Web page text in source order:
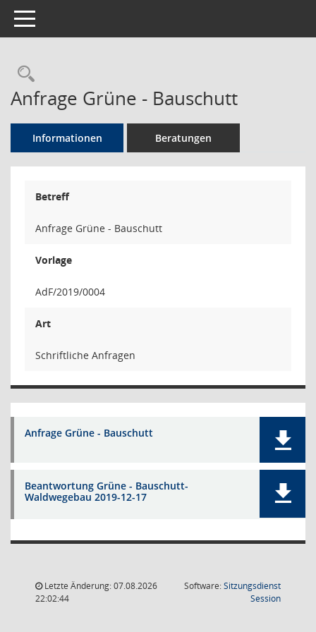
Toggle navigation
Rechercheauswahl
Anfrage Grüne - Bauschutt
Informationen Beratungen
Betreff
Anfrage Grüne - Bauschutt
Vorlage
AdF/2019/0004
Art
Schriftliche Anfragen
Anfrage Grüne - Bauschutt
Beantwortung Grüne - Bauschutt-
Waldwegebau 2019-12-17
Letzte Änderung: 07.08.2026
22:02:44
Software:Sitzungsdienst
Session(Wird in